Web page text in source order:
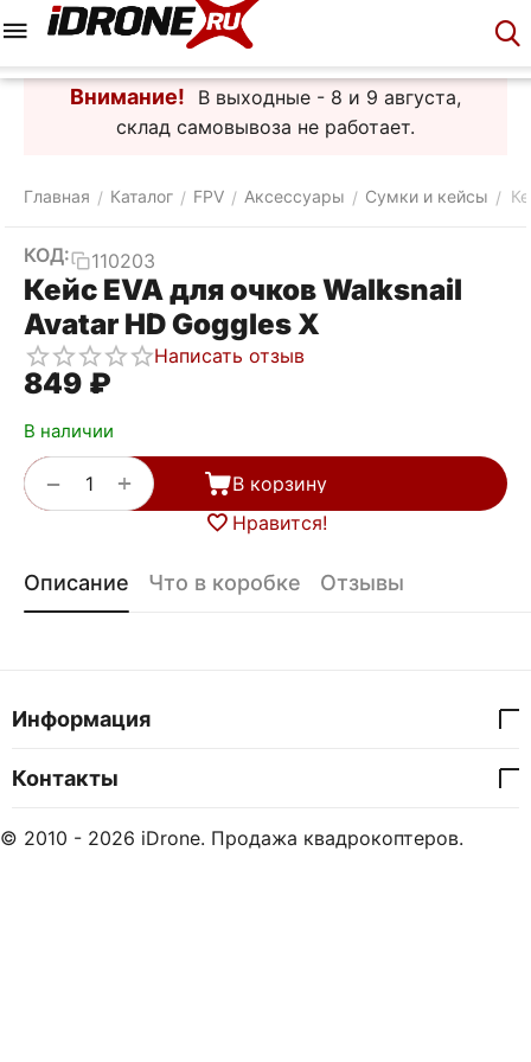
Внимание!
В выходные - 8 и 9 августа,
склад самовывоза не работает.
Главная / Каталог / FPV / Аксессуары / Сумки и кейсы /
КОД: 110203
Кейс EVA для очков Walksnail
Avatar HD Goggles X
Написать отзыв
‍849‍ ₽
В наличии
+
−
В корзину
Нравится!
Описание Что в коробке Отзывы
Информация
Контакты
© 2010 - 2026 iDrone. Продажа квадрокоптеров.
Корзина